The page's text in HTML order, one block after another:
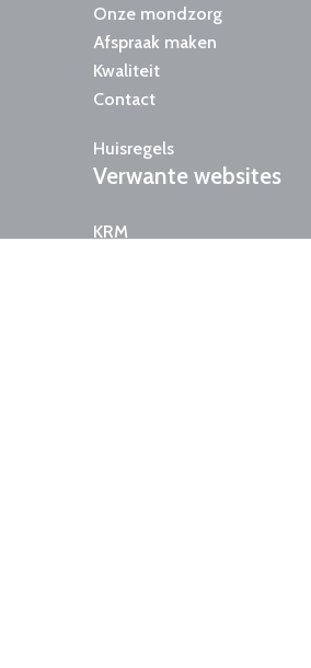
Onze mondzorg
Afspraak maken
Kwaliteit
Contact
Huisregels
Verwantewebsites
KRM